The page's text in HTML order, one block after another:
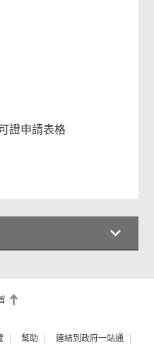
證申請表格
幫助 連結到政府一站通